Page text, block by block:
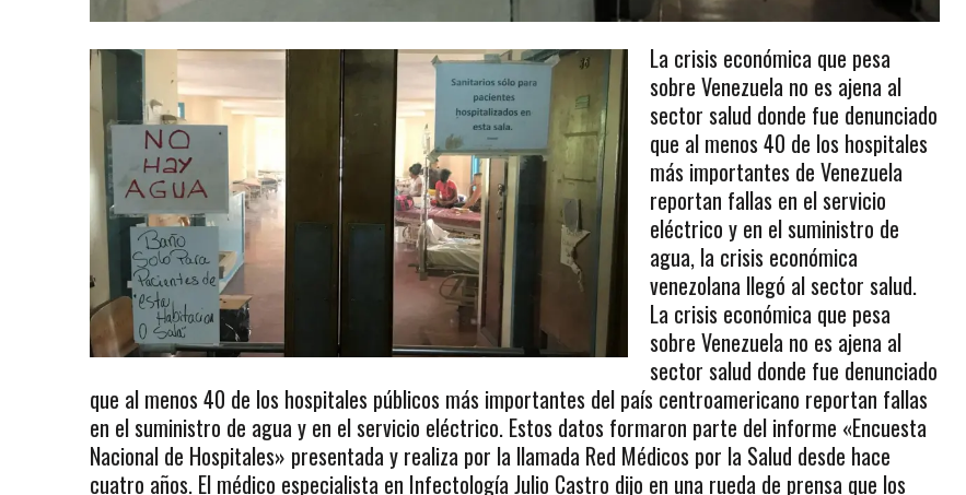
La crisis económica que pesa
sobre Venezuela no es ajena al
sector salud donde fue denunciado
que al menos 40 de los hospitales
más importantes de Venezuela
reportan fallas en el servicio
eléctrico y en el suministro de
agua, la crisis económica
venezolana llegó al sector salud.
La crisis económica que pesa
sobre Venezuela no es ajena al
sector salud donde fue denunciado
que al menos 40 de los hospitales públicos más importantes del país centroamericano reportan fallas
en el suministro de agua y en el servicio eléctrico. Estos datos formaron parte del informe «Encuesta
Nacional de Hospitales» presentada y realiza por la llamada Red Médicos por la Salud desde hace
cuatro años. El médico especialista en Infectología Julio Castro dijo en una rueda de prensa que los